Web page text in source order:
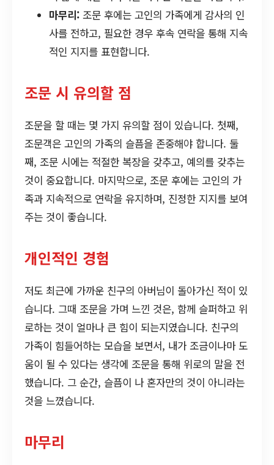
마무리: 조문 후에는 고인의 가족에게 감사의 인
사를 전하고, 필요한 경우 후속 연락을 통해 지속
적인 지지를 표현합니다.
조문 시 유의할 점
조문을 할 때는 몇 가지 유의할 점이 있습니다. 첫째,
조문객은 고인의 가족의 슬픔을 존중해야 합니다. 둘
째, 조문 시에는 적절한 복장을 갖추고, 예의를 갖추는
것이 중요합니다. 마지막으로, 조문 후에는 고인의 가
족과 지속적으로 연락을 유지하며, 진정한 지지를 보여
주는 것이 좋습니다.
개인적인 경험
저도 최근에 가까운 친구의 아버님이 돌아가신 적이 있
습니다. 그때 조문을 가며 느낀 것은, 함께 슬퍼하고 위
로하는 것이 얼마나 큰 힘이 되는지였습니다. 친구의
가족이 힘들어하는 모습을 보면서, 내가 조금이나마 도
움이 될 수 있다는 생각에 조문을 통해 위로의 말을 전
했습니다. 그 순간, 슬픔이 나 혼자만의 것이 아니라는
것을 느꼈습니다.
마무리